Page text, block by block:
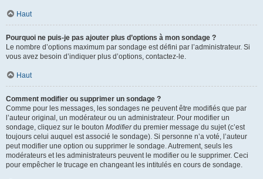
Haut
Pourquoi ne puis-je pas ajouter plus d’options à mon sondage ?
Le nombre d’options maximum par sondage est défini par l’administrateur. Si
vous avez besoin d’indiquer plus d’options, contactez-le.
Haut
Comment modifier ou supprimer un sondage ?
Comme pour les messages, les sondages ne peuvent être modifiés que par
l’auteur original, un modérateur ou un administrateur. Pour modifier un
sondage, cliquez sur le bouton Modifierdu premier message du sujet (c’est
toujours celui auquel est associé le sondage). Si personne n’a voté, l’auteur
peut modifier une option ou supprimer le sondage. Autrement, seuls les
modérateurs et les administrateurs peuvent le modifier ou le supprimer. Ceci
pour empêcher le trucage en changeant les intitulés en cours de sondage.